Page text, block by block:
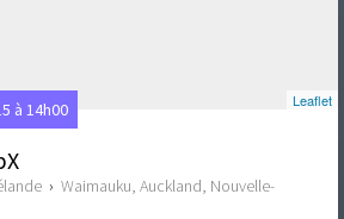
Leaflet
à 14h00
› Waimauku, Auckland, Nouvelle-